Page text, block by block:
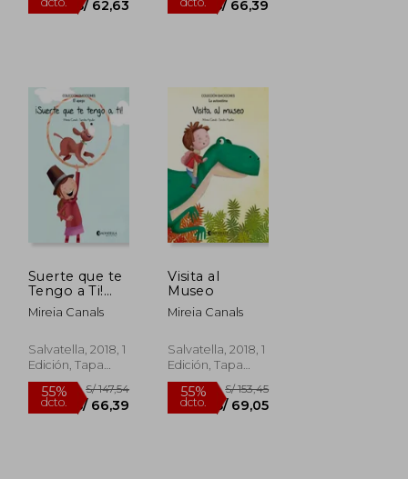
dcto. S/ 62,63 dcto. S/ 66,39
Suerte que te
Tengo a Ti!
Emociones 11
(el Apego)
Mireia Canals
Salvatella, 2018, 1
Edición, Tapa
Blanda, Nuevo
Visita al
Museo
Mireia Canals
Salvatella, 2018, 1
Edición, Tapa
Blanda, Nuevo